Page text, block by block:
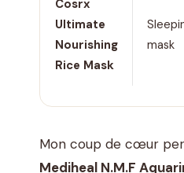
Cosrx
Ultimate
Nourishing
Rice Mask
mask
Mon coup de cœur
Mediheal N.M.F